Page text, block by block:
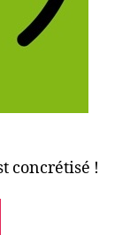
concrétisé !